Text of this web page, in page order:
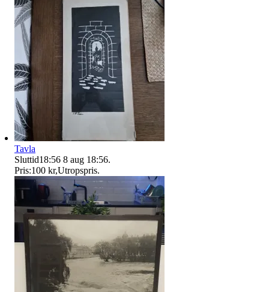
Tavla
Sluttid18:56 8 aug 18:56.
Pris:100 kr,Utropspris.